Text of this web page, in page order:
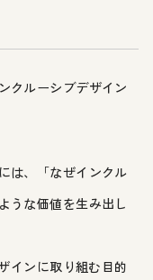
クルーシブデザイン
は、「なぜインクル
うな価値を生み出し
インに取り組む目的